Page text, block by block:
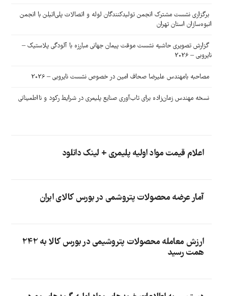
برگزاری نشست مشترک انجمن تولیدکنندگان لوله و اتصالات پلی‌اتیلن با انجمن
انبوه‌سازان استان تهران
گزارش تصویری حاشیه نشست موقت پیمان جهانی مبارزه با آلودگی پلاستیک –
نایروبی – 2026
مصاحبه بامهندس علیرضا صحاف امین در خصوص نشست نایروبی – 2026
نسخه مهندس زمان‌زاده برای تاب‌آوری صنایع پلیمری در شرایط رکود و نااطمینانی
اعلام قیمت مواد اولیه پلیمری + لینک دانلود
آمار عرضه محصولات پتروشمی در بورس کالای ایران
ارزش معامله محصولات پتروشیمی در بورس کالا به 242
همت رسید